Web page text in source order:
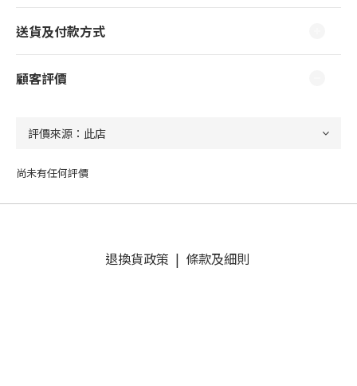
送貨及付款方式
顧客評價
尚未有任何評價
退換貨政策 | 條款及細則